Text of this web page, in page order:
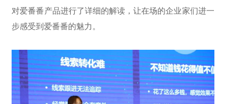
对爱番番产品进行了详细的解读，让在场的企业家们进一
步感受到爱番番的魅力。